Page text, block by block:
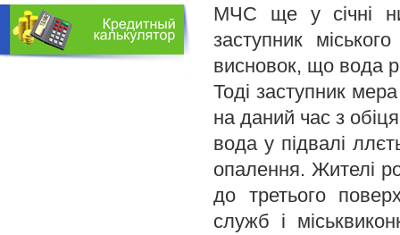
МЧС ще у січні
заступник
висновок, що вода
Тоді заступник
на даний час з
вода у підвалі
опалення. Жителі
до третього
служб і